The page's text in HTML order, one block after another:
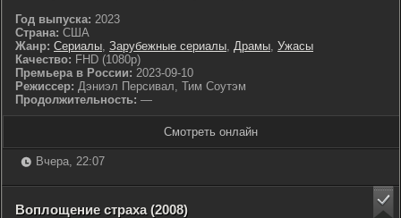
Год выпуска: 2023
Страна: США
Жанр: Сериалы, Зарубежные сериалы, Драмы, Ужасы
Качество: FHD (1080p)
Премьера в России: 2023-09-10
Режиссер: Дэниэл Персивал, Тим Соутэм
Продолжительность: —
Смотреть онлайн
Вчера, 22:07
Воплощение страха (2008)